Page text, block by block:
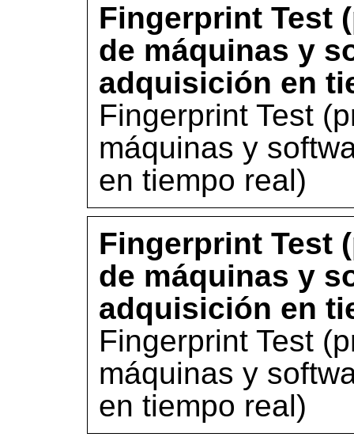
Fingerprint Test
de máquinas y
adquisición en
Fingerprint Test
máquinas y
en tiempo real)
Fingerprint Test
de máquinas y
adquisición en
Fingerprint Test
máquinas y
en tiempo real)